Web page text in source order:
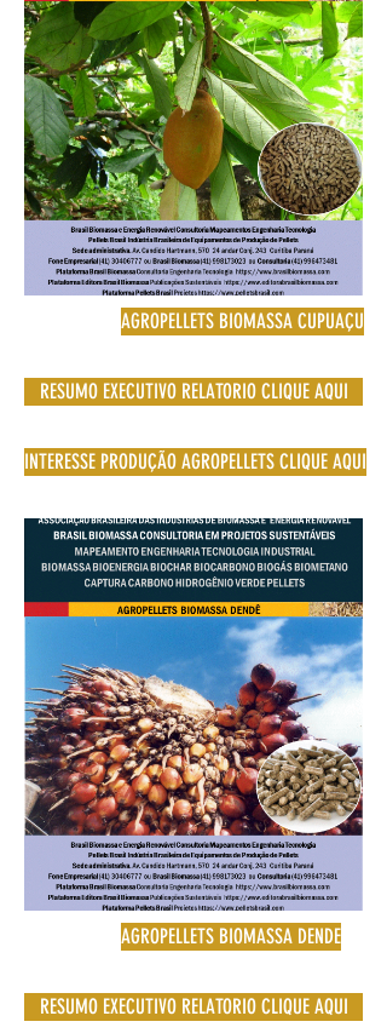
AGROPELLETS BIOMASSA CUPUAÇU
RESUMO EXECUTIVO RELATORIO CLIQUE AQUI
INTERESSE PRODUÇÃO AGROPELLETS CLIQUE AQUI
AGROPELLETS BIOMASSA DENDE
RESUMO EXECUTIVO RELATORIO CLIQUE AQUI